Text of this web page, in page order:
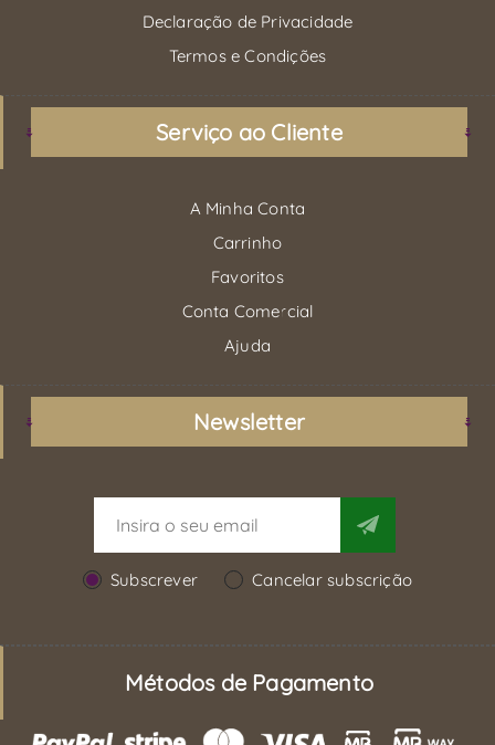
Declaração de Privacidade
Termos e Condições
Serviço ao Cliente
A Minha Conta
Carrinho
Favoritos
Conta Comercial
Ajuda
Newsletter
Subscrever Cancelar subscrição
Métodos de Pagamento